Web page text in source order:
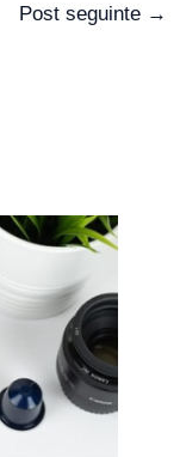
Post seguinte →